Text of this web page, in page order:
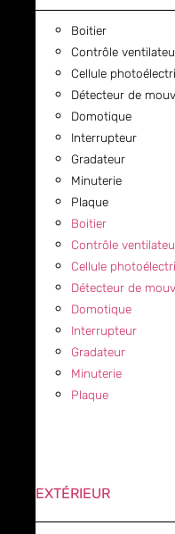
Boitier
Contrôle
Cellule
Détecteur de
Domotique
Interrupteur
Gradateur
Minuterie
Plaque
Boitier
Contrôle
Cellule
Détecteur de
Domotique
Interrupteur
Gradateur
Minuterie
Plaque
EXTÉRIEUR